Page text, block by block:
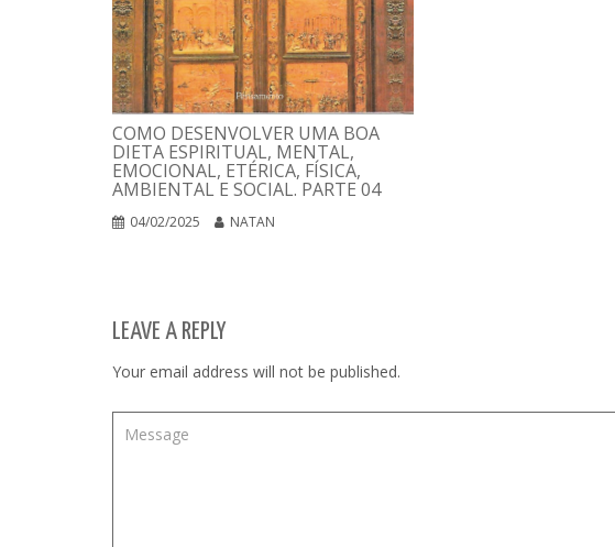
COMO DESENVOLVER UMA BOA
DIETA ESPIRITUAL, MENTAL,
EMOCIONAL, ETÉRICA, FÍSICA,
AMBIENTAL E SOCIAL. PARTE 04
04/02/2025 NATAN
LEAVE A REPLY
Your email address will not be published.